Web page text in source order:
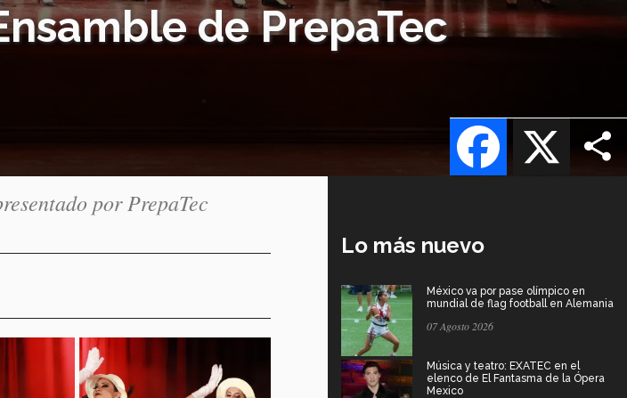
de PrepaTec
X
Facebook
por PrepaTec
Lo más nuevo
México va por pase olímpico en
mundial de flag football en Alemania
07 Agosto 2026
Música y teatro: EXATEC en el
elenco de El Fantasma de la Ópera
Mexico